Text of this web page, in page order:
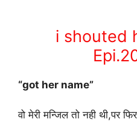
i shouted
“got her name”
वो मेरी मन्जिल तो नही थी,पर